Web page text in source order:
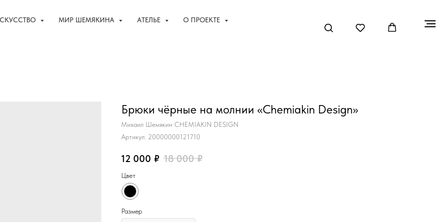
МИР ШЕМЯКИНА АТЕЛЬЕ О ПРОЕКТЕ
МИР ШЕМЯКИНА АТЕЛЬЕ О ПРОЕКТЕ
Брюки чёрные на молнии «Chemiakin Design»
Михаил Шемякин CHEMIAKIN DESIGN
Артикул: 20000000121710
12 000 ₽ 18 000 ₽
Цвет
Размер